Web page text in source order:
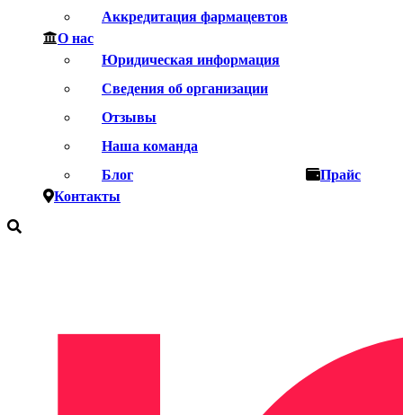
Аккредитация фармацевтов
О нас
Юридическая информация
Сведения об организации
Отзывы
Наша команда
Блог
Прайс
Контакты